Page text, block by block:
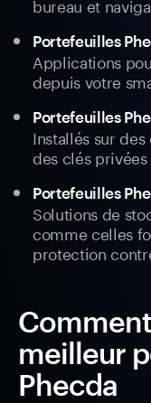
bureau et
Portefeuilles
Applications
depuis votre
Portefeuilles
Installés sur
des clés
Portefeuilles
Solutions de
comme celles
protection
meilleur
Phecda